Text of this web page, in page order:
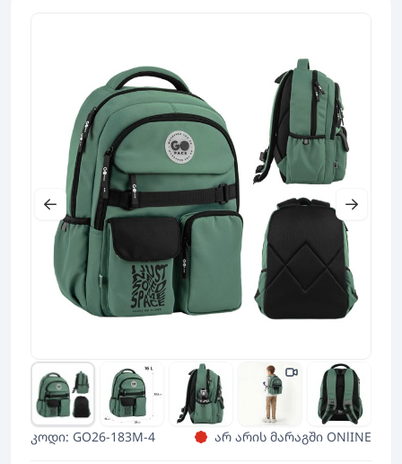
კოდი: GO26-183M-4 არ არის მარაგში ONlINE